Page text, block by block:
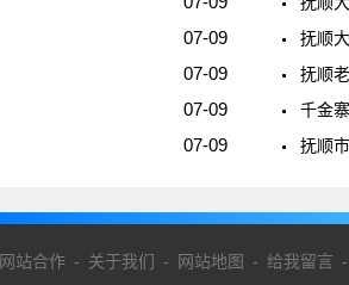
07-09 抚顺
07-09 抚顺
07-09 千金
07-09 抚顺
网站合作- 关于我们 - 网站地图 - 给我留言 -